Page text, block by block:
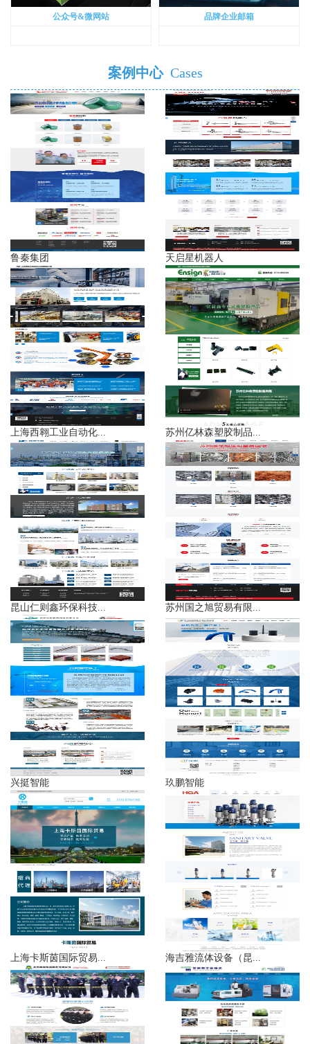
公众号&微网站 品牌企业邮箱
案例中心 Cases
鲁秦集团 天启星机器人
上海西翱工业自动化... 苏州亿林森塑胶制品...
昆山仁则鑫环保科技... 苏州国之旭贸易有限...
兴挺智能 玖鹏智能
上海卡斯茵国际贸易... 海吉雅流体设备（昆...